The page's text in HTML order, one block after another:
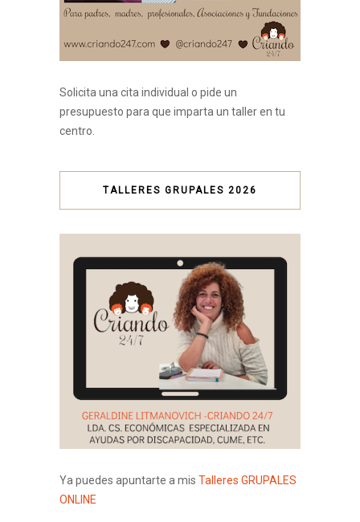
Solicita una cita individual o pide un
presupuesto para que imparta un taller en tu
centro.
TALLERES GRUPALES 2026
Ya puedes apuntarte a mis Talleres GRUPALES
ONLINE